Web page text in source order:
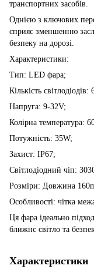
транспортних засобів.
Однією з ключових
сприяє зменшенню
безпеку на дорозі.
Характеристики:
Тип: LED фара;
Кількість світлодіодів:
Напруга: 9-32V;
Колірна температура:
Потужність: 35W;
Захист: IP67;
Світлодіодний чіп:
Розміри: Довжина
Особливості: чітка межа
Ця фара ідеально
ближнє світло та
Характеристики